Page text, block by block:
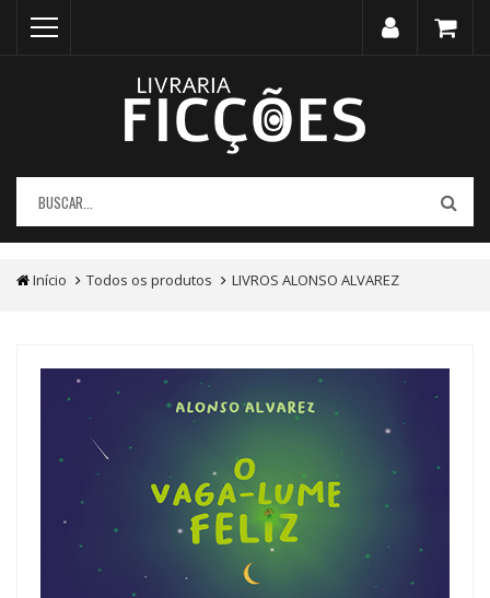
Início Todos os produtos LIVROS ALONSO ALVAREZ